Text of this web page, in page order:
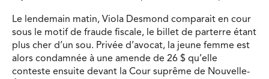
Le lendemain matin, Viola Desmond comparait en cour
sous le motif de fraude fiscale, le billet de parterre étant
plus cher d’un sou. Privée d’avocat, la jeune femme est
alors condamnée à une amende de 26 $ qu’elle
conteste ensuite devant la Cour suprême de Nouvelle-